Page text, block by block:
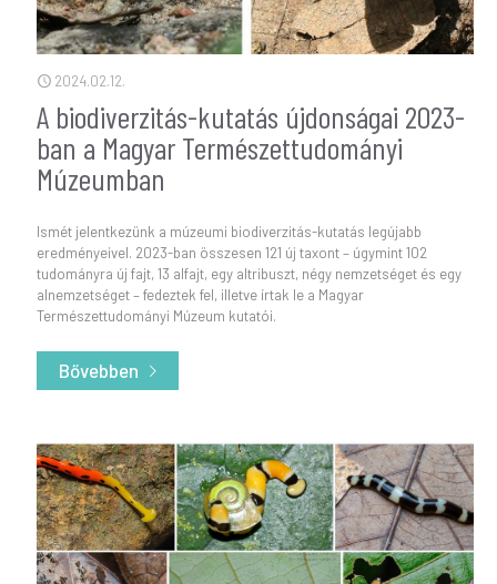
2024.02.12.
A biodiverzitás-kutatás újdonságai 2023-
ban a Magyar Természettudományi
Múzeumban
Ismét jelentkezünk a múzeumi biodiverzitás-kutatás legújabb
eredményeivel. 2023-ban összesen 121 új taxont – úgymint 102
tudományra új fajt, 13 alfajt, egy altribuszt, négy nemzetséget és egy
alnemzetséget – fedeztek fel, illetve írtak le a Magyar
Természettudományi Múzeum kutatói.
Bővebben
- A biodiverzitás-kutatás újdonságai 2023-ban